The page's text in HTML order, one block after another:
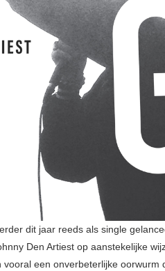
dit jaar reeds als single
Den Artiest op aanstekelijke
een onverbeterlijke oorwurm